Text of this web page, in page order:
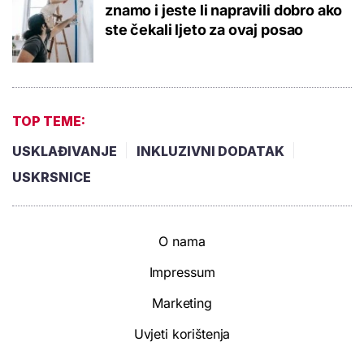
znamo i jeste li napravili dobro ako
ste čekali ljeto za ovaj posao
TOP TEME:
USKLAĐIVANJE
INKLUZIVNI DODATAK
USKRSNICE
O nama
Impressum
Marketing
Uvjeti korištenja